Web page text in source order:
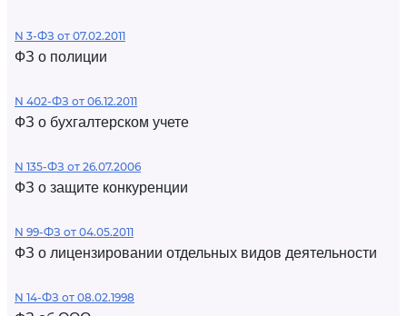
N 3-ФЗ от 07.02.2011
ФЗ о полиции
N 402-ФЗ от 06.12.2011
ФЗ о бухгалтерском учете
N 135-ФЗ от 26.07.2006
ФЗ о защите конкуренции
N 99-ФЗ от 04.05.2011
ФЗ о лицензировании отдельных видов деятельности
N 14-ФЗ от 08.02.1998